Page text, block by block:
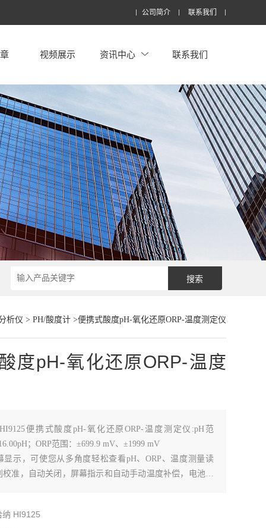
公司简介 联系我们
视频展示 资讯中心 联系我们
析仪 > PH/酸度计>便携式酸度pH-氧化还原ORP-温度测定仪
度pH-氧化还原ORP-温度
HI9125便携式酸度pH-氧化还原ORP-温度测定仪:pH范
；ORP范围：±699.9 mV、±1999 mV
显示，可使您从多角度轻松查看pH、ORP、温度测量读
校准，自动关闭，屏幕指示和自动手动温度补偿，电池更
纳 HI9125